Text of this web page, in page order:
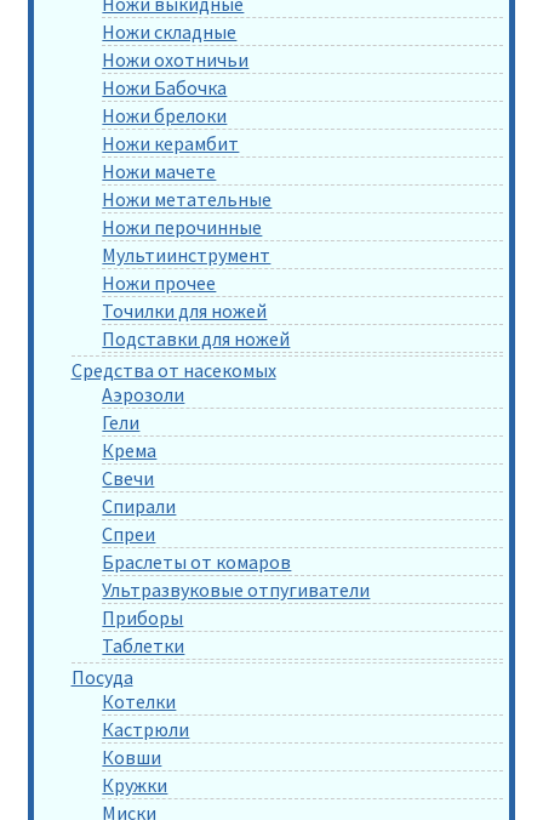
Ножи складные
Ножи охотничьи
Ножи Бабочка
Ножи брелоки
Ножи керамбит
Ножи мачете
Ножи метательные
Ножи перочинные
Мультиинструмент
Ножи прочее
Точилки для ножей
Подставки для ножей
Средства от насекомых
Аэрозоли
Гели
Крема
Свечи
Спирали
Спреи
Браслеты от комаров
Ультразвуковые отпугиватели
Приборы
Таблетки
Посуда
Котелки
Кастрюли
Ковши
Кружки
Миски